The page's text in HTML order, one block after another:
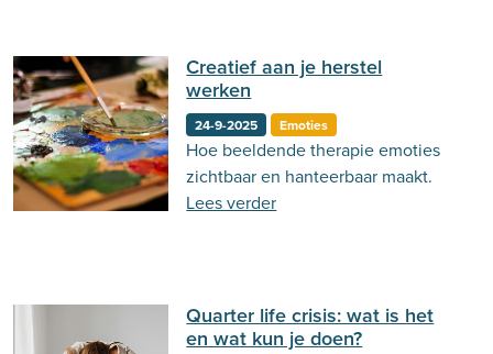
Creatief aan je herstel
werken
24-9-2025 Emoties
Hoe beeldende therapie emoties
zichtbaar en hanteerbaar maakt.
Lees verder
Quarter life crisis: wat is het
en wat kun je doen?